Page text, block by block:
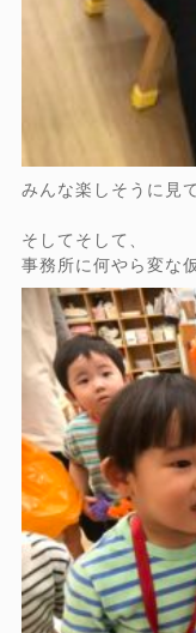
みんな楽しそうに見
そしてそして、
事務所に何やら変な